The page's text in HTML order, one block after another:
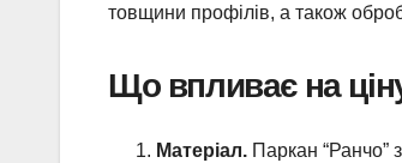
товщини профілів, а також
Що впливає на
Матеріал. Паркан “Ранчо”